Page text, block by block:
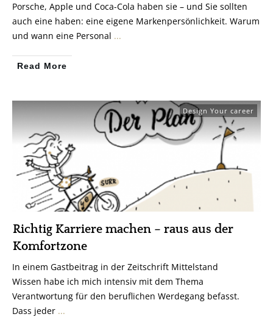
Porsche, Apple und Coca-Cola haben sie – und Sie sollten
auch eine haben: eine eigene Markenpersönlichkeit. Warum
und wann eine Personal ...
Read More
Design Your career
Richtig Karriere machen – raus aus der
Komfortzone
In einem Gastbeitrag in der Zeitschrift Mittelstand
Wissen habe ich mich intensiv mit dem Thema
Verantwortung für den beruflichen Werdegang befasst.
Dass jeder ...